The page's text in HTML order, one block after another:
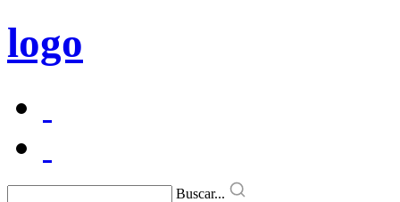
logo
Buscar...